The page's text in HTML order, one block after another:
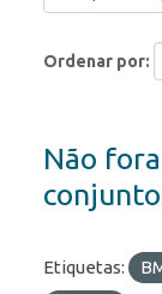
Ordenar por
Não
Etiquetas: